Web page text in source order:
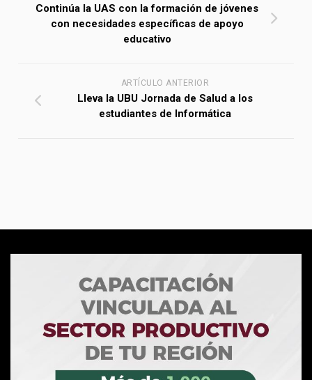
Continúa la UAS con la formación de jóvenes
con necesidades específicas de apoyo
educativo
ARTÍCULO ANTERIOR
Lleva la UBU Jornada de Salud a los
estudiantes de Informática